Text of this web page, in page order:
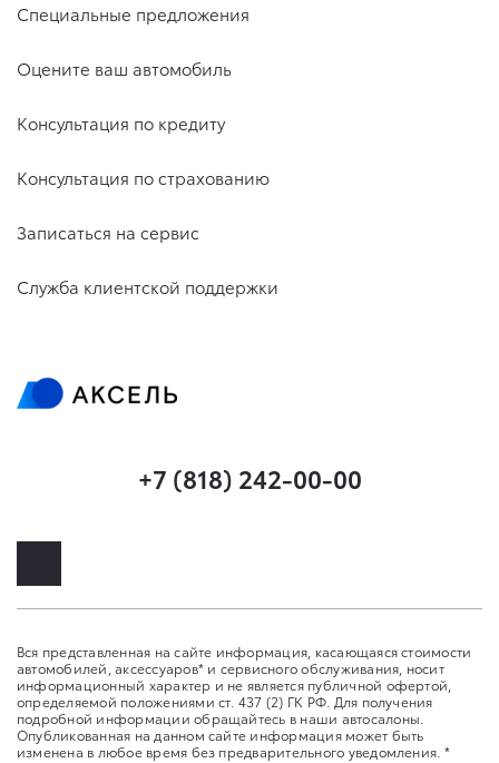
Специальные предложения
Оцените ваш автомобиль
Консультация по кредиту
Консультация по страхованию
Записаться на сервис
Служба клиентской поддержки
+7 (818) 242-00-00
Вся представленная на сайте информация, касающаяся стоимости
автомобилей, аксессуаров* и сервисного обслуживания, носит
информационный характер и не является публичной офертой,
определяемой положениями ст. 437 (2) ГК РФ. Для получения
подробной информации обращайтесь в наши автосалоны.
Опубликованная на данном сайте информация может быть
изменена в любое время без предварительного уведомления. *